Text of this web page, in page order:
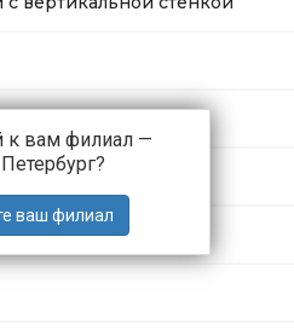
вам филиал —
?
масла